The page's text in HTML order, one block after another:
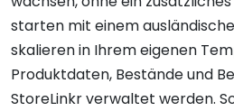
starten mit einem
skalieren in Ihrem eigenen
Produktdaten, Bestände und
StoreLinkr verwaltet werden.